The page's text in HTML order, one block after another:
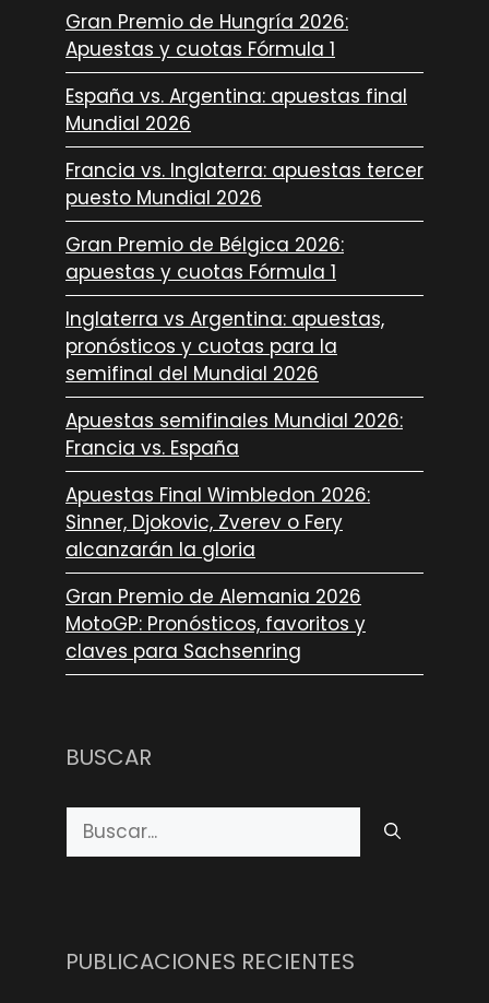
Gran Premio de Hungría 2026:
Apuestas y cuotas Fórmula 1
España vs. Argentina: apuestas final
Mundial 2026
Francia vs. Inglaterra: apuestas tercer
puesto Mundial 2026
Gran Premio de Bélgica 2026:
apuestas y cuotas Fórmula 1
Inglaterra vs Argentina: apuestas,
pronósticos y cuotas para la
semifinal del Mundial 2026
Apuestas semifinales Mundial 2026:
Francia vs. España
Apuestas Final Wimbledon 2026:
Sinner, Djokovic, Zverev o Fery
alcanzarán la gloria
Gran Premio de Alemania 2026
MotoGP: Pronósticos, favoritos y
claves para Sachsenring
BUSCAR
Buscar:
PUBLICACIONES RECIENTES